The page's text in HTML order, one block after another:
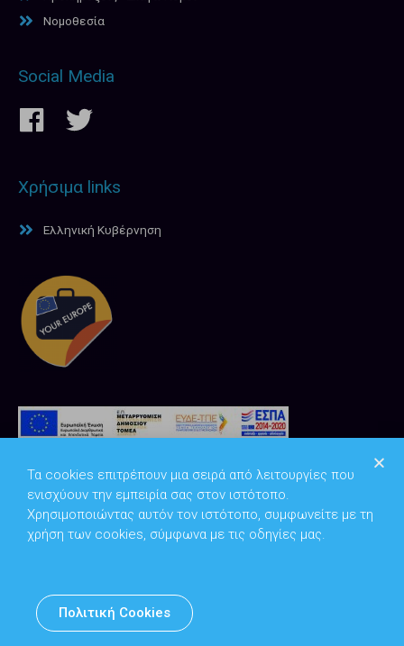
Νομοθεσία
Social Media
Χρήσιμα links
Ελληνική Κυβέρνηση
Copyright © 2026Υπουργείο Ψηφιακής Διακυβέρνησης
Υπεύθυνος DPO: Θανάσης Κοσμόπουλος | dpo@mindigital.gr
Τα cookies επιτρέπουν μια σειρά από λειτουργίες που
ενισχύουν την εμπειρία σας στον ιστότοπο.
Χρησιμοποιώντας αυτόν τον ιστότοπο, συμφωνείτε με τη
χρήση των cookies, σύμφωνα με τις οδηγίες μας.
Πολιτική Cookies